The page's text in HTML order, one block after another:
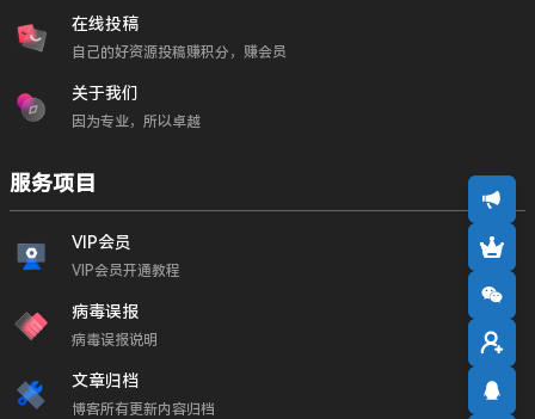
在线投稿
自己的好资源投稿赚积分，赚会员
关于我们
因为专业，所以卓越
服务项目
VIP会员
VIP会员开通教程
病毒误报
病毒误报说明
文章归档
博客所有更新内容归档